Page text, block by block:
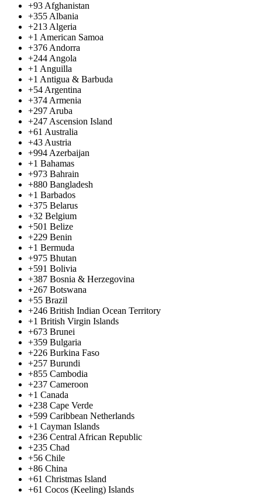
+93 Afghanistan
+355 Albania
+213 Algeria
+1 American Samoa
+376 Andorra
+244 Angola
+1 Anguilla
+1 Antigua & Barbuda
+54 Argentina
+374 Armenia
+297 Aruba
+247 Ascension Island
+61 Australia
+43 Austria
+994 Azerbaijan
+1 Bahamas
+973 Bahrain
+880 Bangladesh
+1 Barbados
+375 Belarus
+32 Belgium
+501 Belize
+229 Benin
+1 Bermuda
+975 Bhutan
+591 Bolivia
+387 Bosnia & Herzegovina
+267 Botswana
+55 Brazil
+246 British Indian Ocean Territory
+1 British Virgin Islands
+673 Brunei
+359 Bulgaria
+226 Burkina Faso
+257 Burundi
+855 Cambodia
+237 Cameroon
+1 Canada
+238 Cape Verde
+599 Caribbean Netherlands
+1 Cayman Islands
+236 Central African Republic
+235 Chad
+56 Chile
+86 China
+61 Christmas Island
+61 Cocos (Keeling) Islands